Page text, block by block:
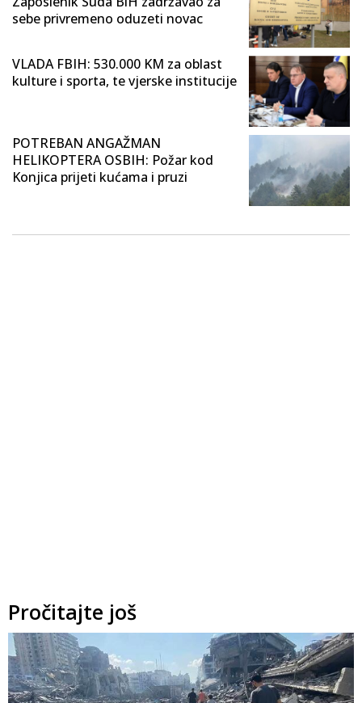
sebe privremeno oduzeti novac
VLADA FBIH: 530.000 KM za oblast
kulture i sporta, te vjerske institucije
POTREBAN ANGAŽMAN
HELIKOPTERA OSBIH: Požar kod
Konjica prijeti kućama i pruzi
Pročitajte još